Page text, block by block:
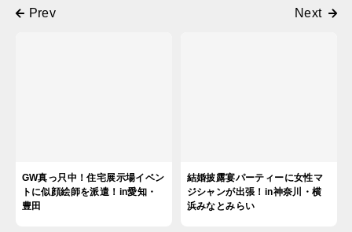
GW真っ只中！住宅展示場イベン
トに似顔絵師を派遣！in愛知・
豊田
結婚披露宴パーティーに女性マ
ジシャンが出張！in神奈川・横
浜みなとみらい